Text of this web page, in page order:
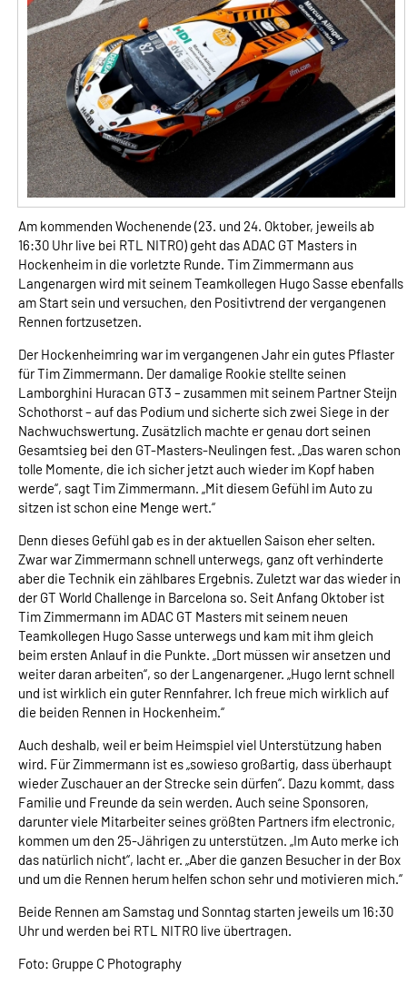
Am kommenden Wochenende (23. und 24. Oktober, jeweils ab
16:30 Uhr live bei RTL NITRO) geht das ADAC GT Masters in
Hockenheim in die vorletzte Runde. Tim Zimmermann aus
Langenargen wird mit seinem Teamkollegen Hugo Sasse ebenfalls
am Start sein und versuchen, den Positivtrend der vergangenen
Rennen fortzusetzen.
Der Hockenheimring war im vergangenen Jahr ein gutes Pflaster
für Tim Zimmermann. Der damalige Rookie stellte seinen
Lamborghini Huracan GT3 – zusammen mit seinem Partner Steijn
Schothorst – auf das Podium und sicherte sich zwei Siege in der
Nachwuchswertung. Zusätzlich machte er genau dort seinen
Gesamtsieg bei den GT-Masters-Neulingen fest. „Das waren schon
tolle Momente, die ich sicher jetzt auch wieder im Kopf haben
werde“, sagt Tim Zimmermann. „Mit diesem Gefühl im Auto zu
sitzen ist schon eine Menge wert.“
Denn dieses Gefühl gab es in der aktuellen Saison eher selten.
Zwar war Zimmermann schnell unterwegs, ganz oft verhinderte
aber die Technik ein zählbares Ergebnis. Zuletzt war das wieder in
der GT World Challenge in Barcelona so. Seit Anfang Oktober ist
Tim Zimmermann im ADAC GT Masters mit seinem neuen
Teamkollegen Hugo Sasse unterwegs und kam mit ihm gleich
beim ersten Anlauf in die Punkte. „Dort müssen wir ansetzen und
weiter daran arbeiten“, so der Langenargener. „Hugo lernt schnell
und ist wirklich ein guter Rennfahrer. Ich freue mich wirklich auf
die beiden Rennen in Hockenheim.“
Auch deshalb, weil er beim Heimspiel viel Unterstützung haben
wird. Für Zimmermann ist es „sowieso großartig, dass überhaupt
wieder Zuschauer an der Strecke sein dürfen“. Dazu kommt, dass
Familie und Freunde da sein werden. Auch seine Sponsoren,
darunter viele Mitarbeiter seines größten Partners ifm electronic,
kommen um den 25-Jährigen zu unterstützen. „Im Auto merke ich
das natürlich nicht“, lacht er. „Aber die ganzen Besucher in der Box
und um die Rennen herum helfen schon sehr und motivieren mich.“
Beide Rennen am Samstag und Sonntag starten jeweils um 16:30
Uhr und werden bei RTL NITRO live übertragen.
Foto: Gruppe C Photography